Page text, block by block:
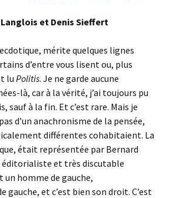
et Denis Sieffert
mérite quelques lignes
d’entre vous lisent ou, plus
lu Politis. Je ne garde aucune
là, car à la vérité, j’ai toujours pu
sauf à la fin. Et c’est rare. Mais je
d’un anachronisme de la pensée,
différentes cohabitaient. La
était représentée par Bernard
et très discutable
un homme de gauche,
et c’est bien son droit. C’est